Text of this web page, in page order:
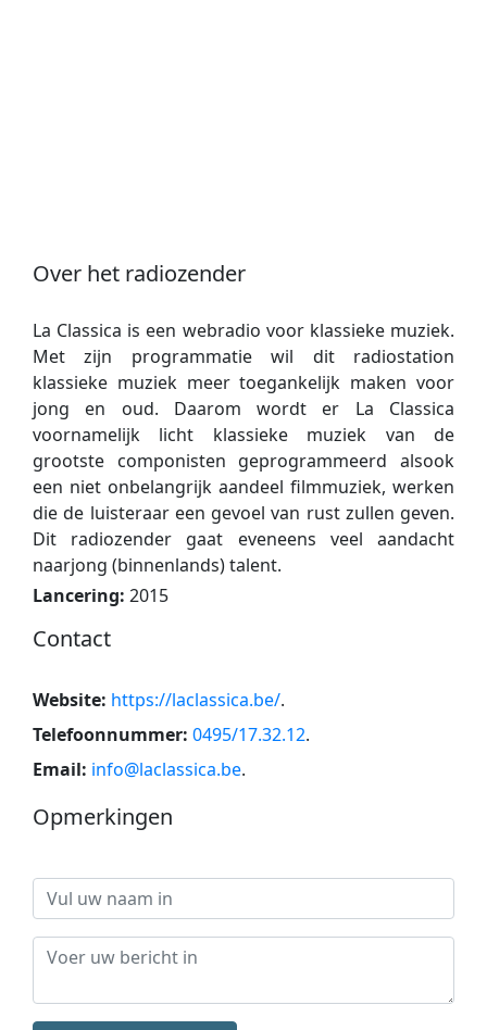
Over het radiozender
La Classica is een webradio voor klassieke muziek.
Met zijn programmatie wil dit radiostation
klassieke muziek meer toegankelijk maken voor
jong en oud. Daarom wordt er La Classica
voornamelijk licht klassieke muziek van de
grootste componisten geprogrammeerd alsook
een niet onbelangrijk aandeel filmmuziek, werken
die de luisteraar een gevoel van rust zullen geven.
Dit radiozender gaat eveneens veel aandacht
naarjong (binnenlands) talent.
Lancering: 2015
Contact
Website: https://laclassica.be/.
Telefoonnummer: 0495/17.32.12.
Email: info@laclassica.be.
Opmerkingen